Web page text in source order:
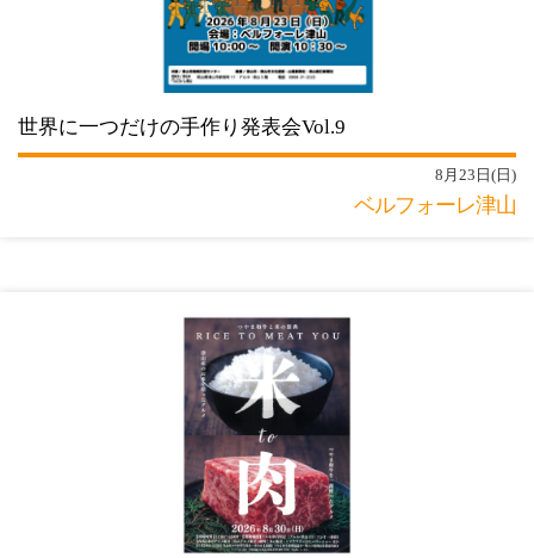
世界に一つだけの手作り発表会Vol.9
8月23日(日)
ベルフォーレ津山